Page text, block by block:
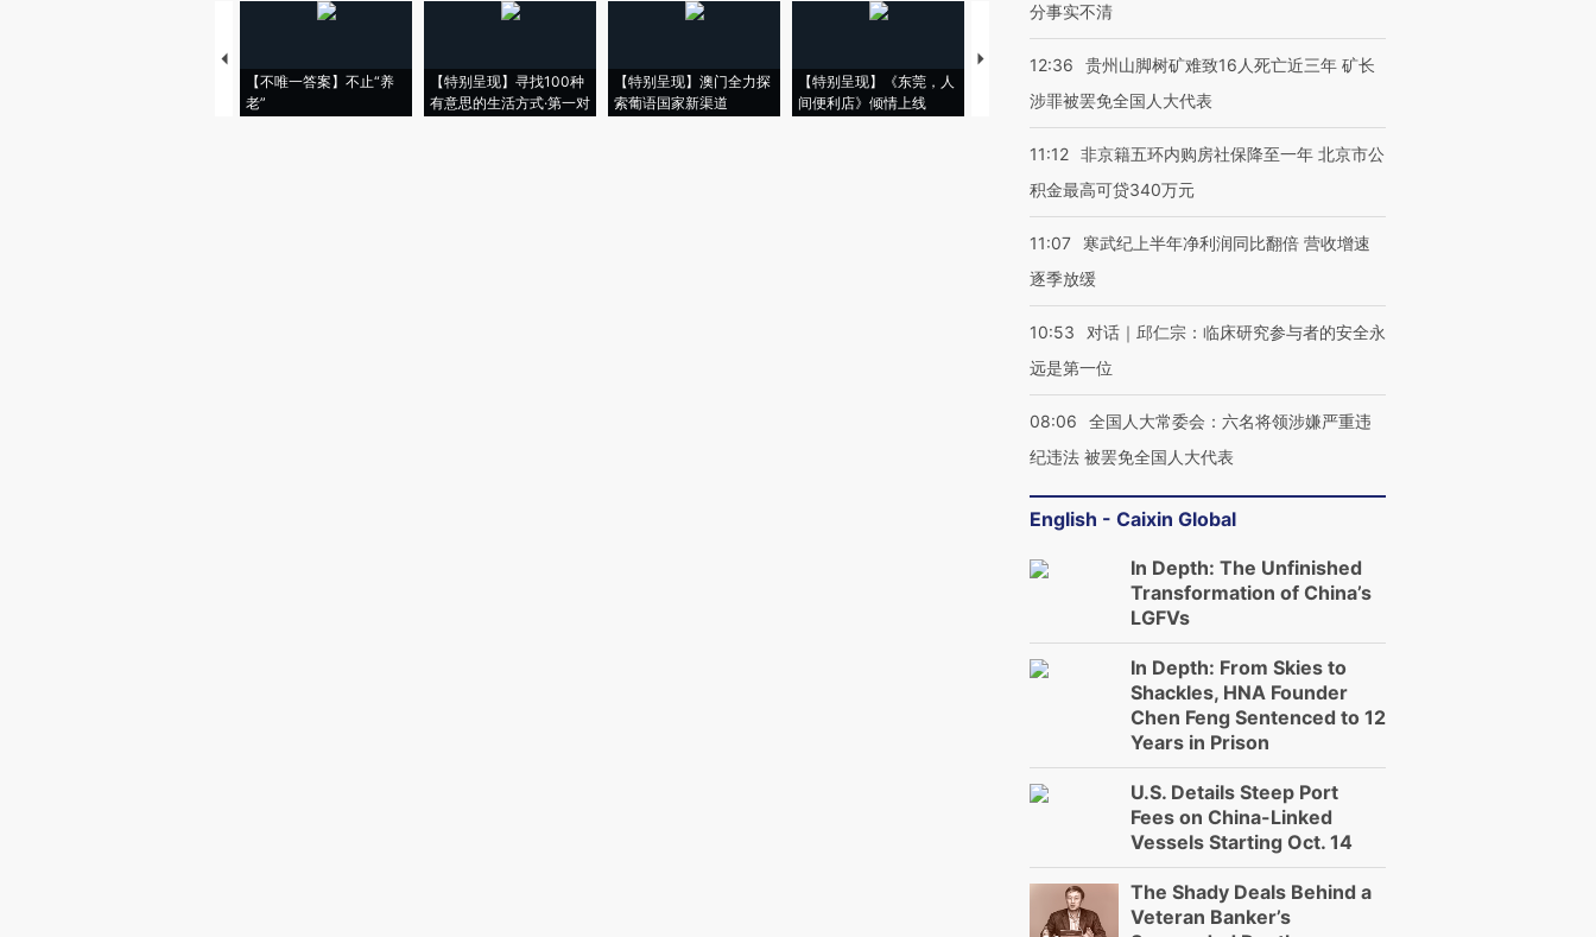
【不唯一答案】不止“养
老”
【特别呈现】寻找100种
有意思的生活方式·第一对
【特别呈现】澳门全力探
索葡语国家新渠道
【特别呈现】《东莞，人
间便利店》倾情上线
【推广】走进第四届链博
有意思的生活方式·第三对
【商旅对话】华住集团
分事实不清
12:36
贵州山脚树矿难致16人死亡近三年 矿长
涉罪被罢免全国人大代表
11:12 非京籍五环内购房社保降至一年 北京市公
积金最高可贷340万元
11:07
寒武纪上半年净利润同比翻倍 营收增速
逐季放缓
10:53
对话｜邱仁宗：临床研究参与者的安全永
远是第一位
08:06
全国人大常委会：六名将领涉嫌严重违
纪违法 被罢免全国人大代表
English - Caixin Global
In Depth: The Unfinished
Transformation of China’s
LGFVs
In Depth: From Skies to
Shackles, HNA Founder
Chen Feng Sentenced to 12
Years in Prison
U.S. Details Steep Port
Fees on China-Linked
Vessels Starting Oct. 14
The Shady Deals Behind a
Veteran Banker’s